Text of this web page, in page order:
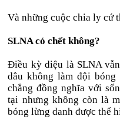
Và những cuộc chia ly cứ
SLNA có chết không?
Điều kỳ diệu là SLNA
dâu không làm đội
chẳng đồng nghĩa với
tại nhưng không còn là
bóng lừng danh được thể